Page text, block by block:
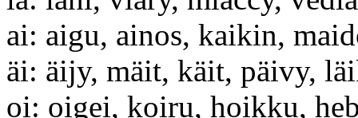
ai: aigu, ainos, kaikin,
äi: äijy, mäit, käit, päivy,
oi: oigei, koiru, hoikku,